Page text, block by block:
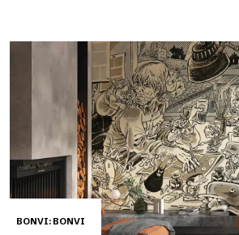
BONVI: BONVI